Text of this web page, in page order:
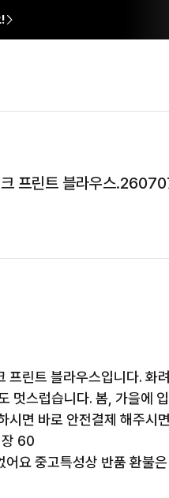
프린트 블라우스
프린트 블라우스입니다. 화
멋스럽습니다. 봄, 가을에
시면 바로 안전결제 해주시
60
어요 중고특성상 반품 환불